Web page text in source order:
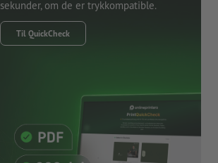
sekunder, om de er trykkompatible.
Til QuickCheck